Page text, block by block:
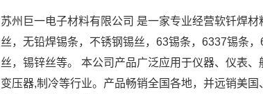
苏州巨一电子材料有限公司 是一家专业经营软钎焊
丝，无铅焊锡条，不锈钢锡丝，63锡条，6337锡条
丝，锡锌丝等。 本公司产品广泛应用于仪器、仪表
变压器,制冷等行业。产品畅销全国各地，并远销美国